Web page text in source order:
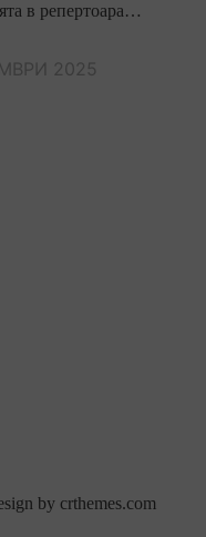
в репертоара…
2025
by crthemes.com